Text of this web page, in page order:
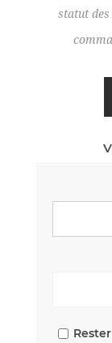
statut